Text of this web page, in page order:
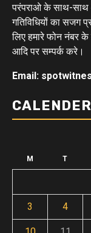
परंपराओ के साथ-साथ
गतिविधियों का सजग
लिए हमारे फोन नंबर
आदि पर सम्पर्क करे।
Email:
CALENDER
M T
3 4